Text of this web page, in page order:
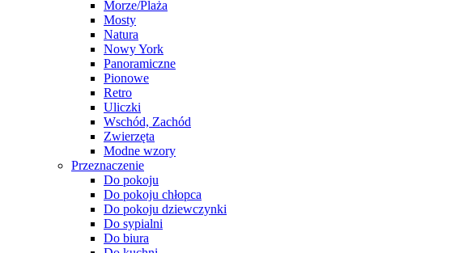
Morze/Plaża
Mosty
Natura
Nowy York
Panoramiczne
Pionowe
Retro
Uliczki
Wschód, Zachód
Zwierzęta
Modne wzory
Przeznaczenie
Do pokoju
Do pokoju chłopca
Do pokoju dziewczynki
Do sypialni
Do biura